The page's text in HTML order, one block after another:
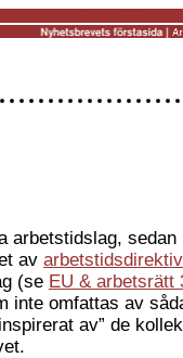
arbetstidslag, sedan
av
(se EU & arbetsrätt
inte omfattas av
av” de